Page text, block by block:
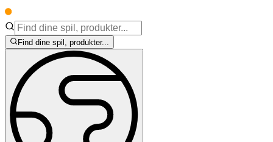
Find dine spil, produkter...